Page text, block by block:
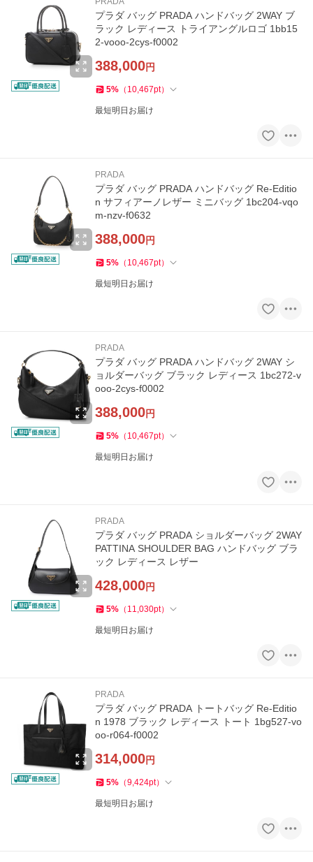
プラダ バッグ PRADA ハンドバッグ 2WAY ブ
ラック レディース トライアングルロゴ 1bb15
2-vooo-2cys-f0002
388,000円
5% （ 10,467pt）
最短明日お届け
PRADA
プラダ バッグ PRADA ハンドバッグ Re-Editio
n サフィアーノレザー ミニバッグ 1bc204-vqo
m-nzv-f0632
388,000円
5% （ 10,467pt）
最短明日お届け
PRADA
プラダ バッグ PRADA ハンドバッグ 2WAY シ
ョルダーバッグ ブラック レディース 1bc272-v
ooo-2cys-f0002
388,000円
5% （ 10,467pt）
最短明日お届け
PRADA
プラダ バッグ PRADA ショルダーバッグ 2WAY
PATTINA SHOULDER BAG ハンドバッグ ブラ
ック レディース レザー
428,000円
5% （ 11,030pt）
最短明日お届け
PRADA
プラダ バッグ PRADA トートバッグ Re-Editio
n 1978 ブラック レディース トート 1bg527-vo
oo-r064-f0002
314,000円
5% （9,424pt）
最短明日お届け